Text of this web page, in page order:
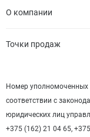
О компании
Точки продаж
Номер уполномоченных
соответствии с
юридических лиц
+375 (162) 21 04 65,